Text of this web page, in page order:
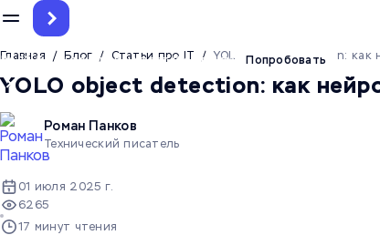
До 12.5 млн токенов на тест ИИ-агента Попробовать
Главная / Блог / Статьи про IT / YOLO object detection: как
YOLO object detection: как
Роман Панков
Технический писатель
01 июля 2025 г.
6265
17 минут чтения